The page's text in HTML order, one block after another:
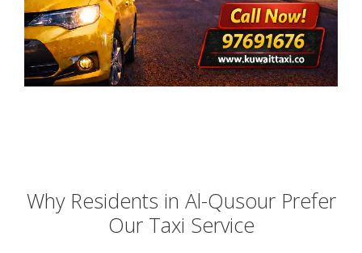
Why Residents in Al-Qusour Prefer
Our Taxi Service